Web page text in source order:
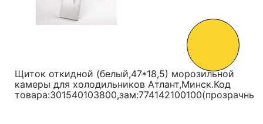
Щиток откидной (белый,47*18,5) морозильной
камеры для холодильников Атлант,Минск.Код
товара: